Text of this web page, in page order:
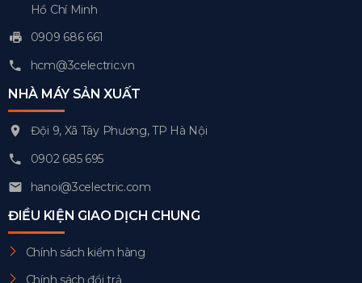
Hồ Chí Minh
0909 686 661
hcm@3celectric.vn
NHÀ MÁY SẢN XUẤT
Đội 9, Xã Tây Phương, TP Hà Nội
0902 685 695
hanoi@3celectric.com
ĐIỀU KIỆN GIAO DỊCH CHUNG
Chính sách kiểm hàng
Chính sách đổi trả